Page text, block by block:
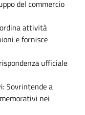
del commercio
attività
e fornisce
ufficiale
Sovrintende a
nei